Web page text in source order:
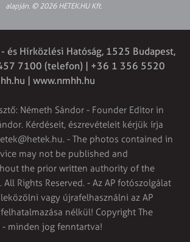
alapján. © 2026 HETEK.HU Kft.
és Hírközlési Hatóság, 1525 Budapest,
7100 (telefon) | +36 1 356 5520
| www.nmhh.hu
Németh Sándor - Founder Editor in
Kérdéseit, észrevételeit kérjük írja
. - The photos contained in
may not be published and
the prior written authority of the
All Rights Reserved. - Az AP fotószolgálat
vagy újrafelhasználni az AP
nélkül! Copyright The
- minden jog fenntartva!